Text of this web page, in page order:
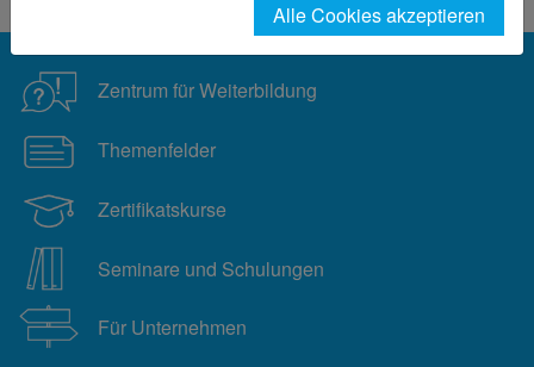
Zentrum für Weiterbildung
Themenfelder
Zertifikatskurse
Seminare und Schulungen
Für Unternehmen
Alle Cookies akzeptieren